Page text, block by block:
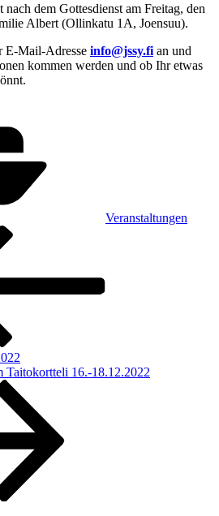
dem Gottesdienst am Freitag, den
Albert (Ollinkatu 1A, Joensuu).
E-Mail-Adresse info@jssy.fi an und
kommen werden und ob Ihr etwas
Veranstaltungen
Taitokortteli 16.-18.12.2022